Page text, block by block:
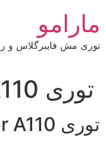
محتوا
مارامو
توری مش فایبرگلاس و
توری Master A110
توری Master A110